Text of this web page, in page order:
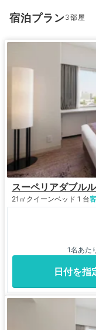
宿泊プラン3
スーペリアダブル
21㎡ クイーンベッド 1 台
1名あた
日付を指